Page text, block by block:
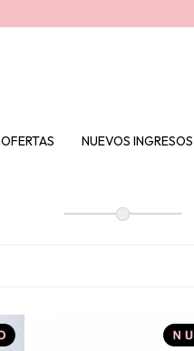
OFERTAS NUEVOS INGRESOS